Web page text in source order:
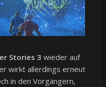
Stories 3 wieder auf
wirkt allerdings erneut
in den Vorgängern,